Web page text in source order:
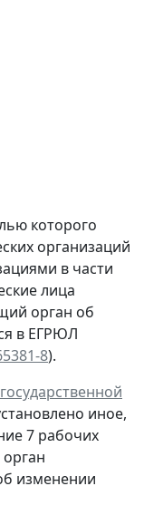
которого
организаций
в части
лица
орган об
в ЕГРЮЛ
8).
иное,
7 рабочих
изменении